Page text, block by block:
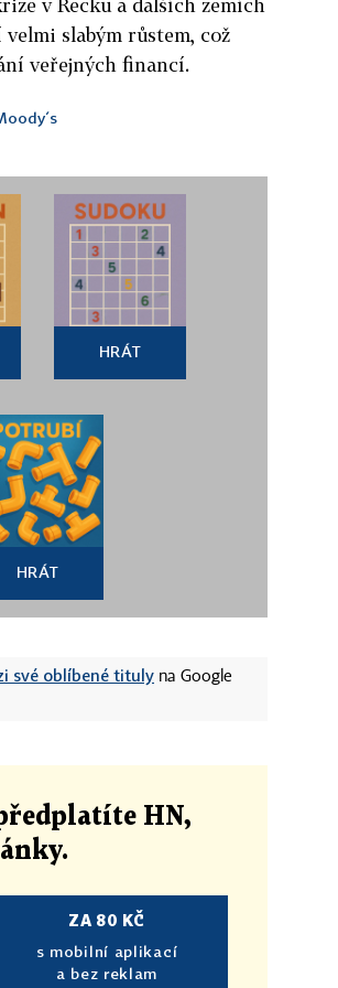
v Řecku a dalších zemích
slabým růstem, což
veřejných financí.
HRÁT
HRÁT
své oblíbené tituly na Google
HN,
.
ZA 80 KČ
s mobilní aplikací
a bez reklam